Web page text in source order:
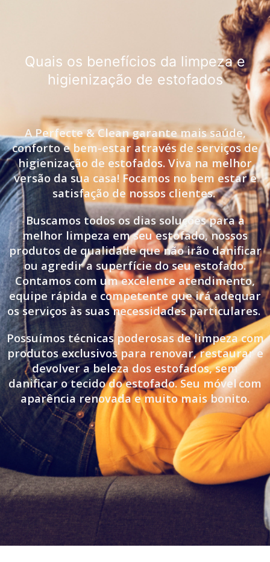
Quais os benefícios da limpeza e
higienização de estofados
A Perfecte & Clean garante mais saúde,
conforto e bem-estar através de serviços de
higienização de estofados. Viva na melhor
versão da sua casa! Focamos no bem estar e
satisfação de nossos clientes.
Buscamos todos os dias soluções para a
melhor limpeza em seu estofado, nossos
produtos de qualidade que não irão danificar
ou agredir a superfície do seu estofado.
Contamos com um excelente atendimento,
equipe rápida e competente que irá adequar
os serviços às suas necessidades particulares.
Possuímos técnicas poderosas de limpeza com
produtos exclusivos para renovar, restaurar e
devolver a beleza dos estofados, sem
danificar o tecido do estofado. Seu móvelcom
aparência renovada e muito mais bonito.